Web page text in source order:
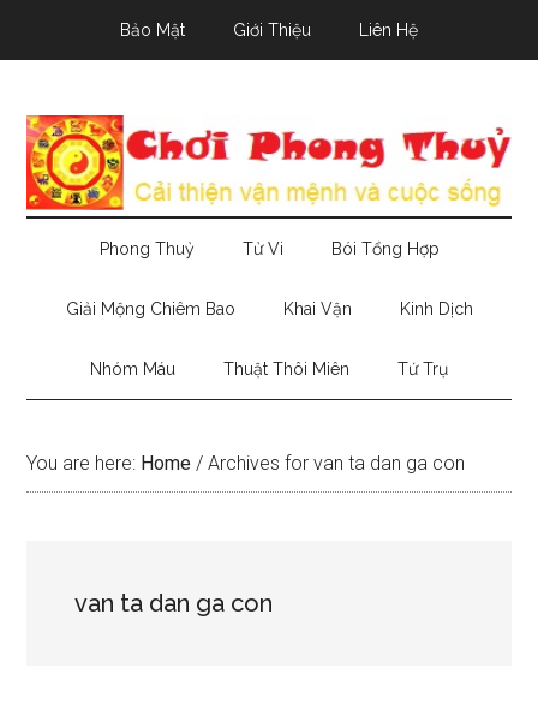
Bảo Mật Giới Thiệu Liên Hệ
Phong Thuỷ Tử Vi Bói Tổng Hợp
Giải Mộng Chiêm Bao Khai Vận Kinh Dịch
Nhóm Máu Thuật Thôi Miên Tứ Trụ
You are here: Home / Archives for van ta dan ga con
van ta dan ga con